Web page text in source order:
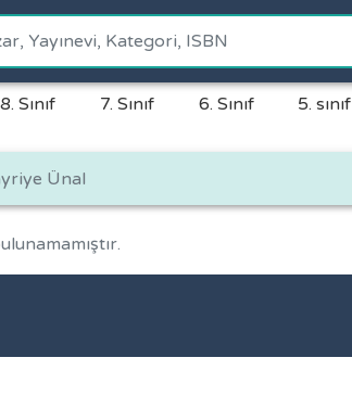
8. Sınıf 7. Sınıf 6. Sınıf 5. sınıf
Ünal